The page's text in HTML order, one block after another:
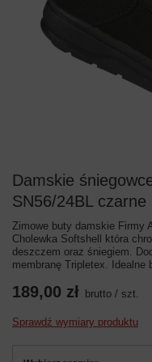
Damskie
SN56/24BL czarne
Zimowe buty damskie Firmy
Cholewka Softshell która
deszczem oraz śniegiem.
membranę Tripletex. Idealne
189,00 zł brutto / szt.
Sprawdź wymiary produktu